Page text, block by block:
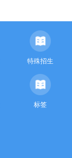
特殊招生
标签